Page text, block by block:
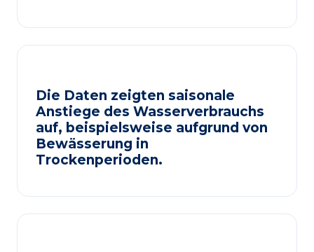
Die Daten zeigten saisonale
Anstiege des Wasserverbrauchs
auf, beispielsweise aufgrund von
Bewässerung in
Trockenperioden.